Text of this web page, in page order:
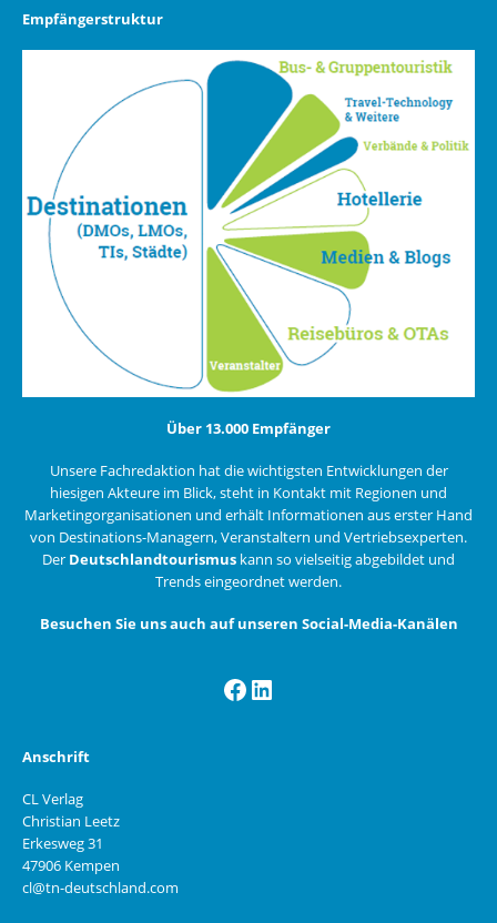
Empfängerstruktur
Über 13.000 Empfänger
Unsere Fachredaktion hat die wichtigsten Entwicklungen der
hiesigen Akteure im Blick, steht in Kontakt mit Regionen und
Marketingorganisationen und erhält Informationen aus erster Hand
von Destinations-Managern, Veranstaltern und Vertriebsexperten.
Der Deutschlandtourismus kann so vielseitig abgebildet und
Trends eingeordnet werden.
Besuchen Sie uns auch auf unseren Social-Media-Kanälen
Facebook
LinkedIn
Anschrift
CL Verlag
Christian Leetz
Erkesweg 31
47906 Kempen
cl@tn-deutschland.com